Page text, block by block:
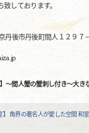
しております。
後市丹後町間人１２９７
】～間人蟹の蟹刺し付き～大き
】 角界の著名人が愛した空間 和